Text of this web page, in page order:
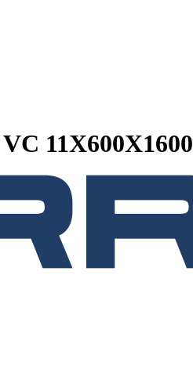
11Х600Х1600